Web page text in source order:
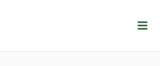
LOCURIDEMUNCACLUJ.NET